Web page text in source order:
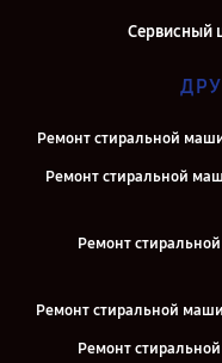
Сервисный
Ремонт стиральной
Ремонт стиральной
Ремонт
Ремонт стиральной
Ремонт